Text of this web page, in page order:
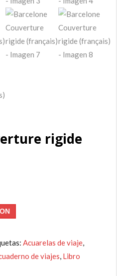
rigide
Acuarelas de viaje,
de viajes, Libro